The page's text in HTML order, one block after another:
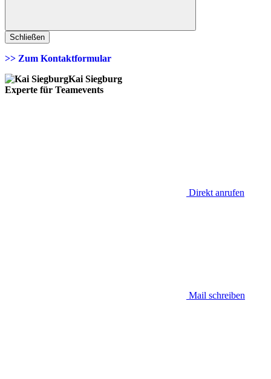
Schließen
>> Zum Kontaktformular
Kai Siegburg
Experte für Teamevents
Direkt anrufen
Mail schreiben